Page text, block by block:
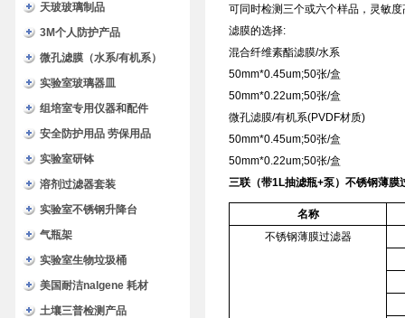
天玻玻璃制品
3M个人防护产品
微孔滤膜（水系/有机系）
实验室玻璃器皿
组培室专用仪器和配件
安全防护用品 劳保用品
实验室研钵
溶剂过滤器套装
实验室不锈钢升降台
气瓶架
实验室生物垃圾桶
美国耐洁nalgene 耗材
土壤三普检测产品
可同时检测三个或六个样品，灵敏
滤膜的选择:
混合纤维素酯滤膜/水系
50mm*0.45um;50张/盒
50mm*0.22um;50张/盒
微孔滤膜/有机系(PVDF材质)
50mm*0.45um;50张/盒
50mm*0.22um;50张/盒
三联（带1L抽滤瓶+泵）不锈钢薄膜
名称
不锈钢薄膜过滤器